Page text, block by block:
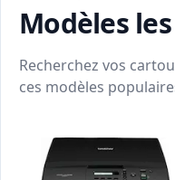
Modèles
Recherchez vos
ces modèles